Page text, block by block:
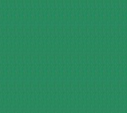
menu